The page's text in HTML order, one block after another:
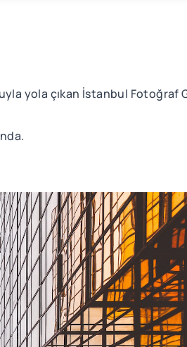
yola çıkan İstanbul Fotoğraf